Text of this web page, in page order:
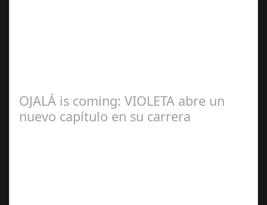
OJALÁ is coming: VIOLETA abre un
nuevo capítulo en su carrera